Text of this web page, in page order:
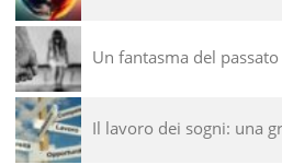
Un fantasma del
Il lavoro dei sogni: una